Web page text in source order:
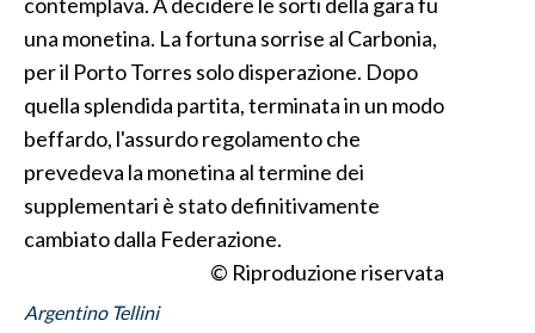
una monetina. La fortuna sorrise al Carbonia,
per il Porto Torres solo disperazione. Dopo
quella splendida partita, terminata in un modo
beffardo, l'assurdo regolamento che
prevedeva la monetina al termine dei
supplementari è stato definitivamente
cambiato dalla Federazione.
© Riproduzione riservata
Argentino Tellini